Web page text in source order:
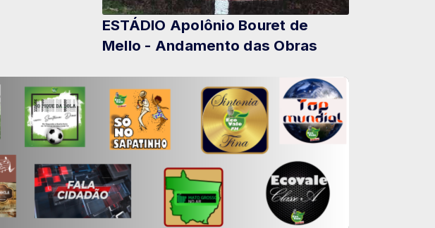
ESTÁDIO Apolônio Bouret de
Mello - Andamento das Obras